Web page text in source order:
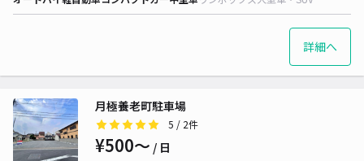
詳細へ
月極養老町駐車場
5 / 2件
¥500〜 / 日